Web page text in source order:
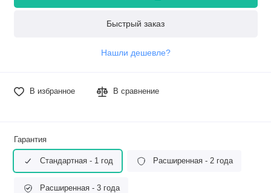
Быстрый заказ
Нашли дешевле?
В избранное В сравнение
Гарантия
Стандартная - 1 год Расширенная - 2 года
Расширенная - 3 года